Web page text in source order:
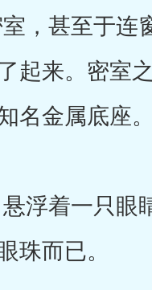
甚至于连
起来。密室
名金属底座。
着一只眼
珠而已。